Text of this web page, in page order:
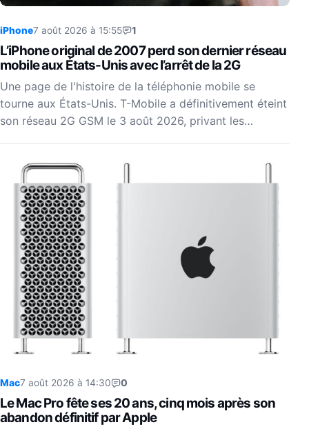
iPhone7 août 2026 à 15:55 1
L’iPhone original de 2007 perd son dernier réseau
mobile aux États-Unis avec l’arrêt de la 2G
Une page de l'histoire de la téléphonie mobile se
tourne aux États-Unis. T-Mobile a définitivement éteint
son réseau 2G GSM le 3 août 2026, privant les…
Mac7 août 2026 à 14:30 0
Le Mac Pro fête ses 20 ans, cinq mois après son
abandon définitif par Apple